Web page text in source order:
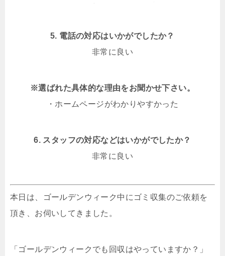
5. 電話の対応はいかがでしたか？
非常に良い
※選ばれた具体的な理由をお聞かせ下さい。
・ホームページがわかりやすかった
6. スタッフの対応などはいかがでしたか？
非常に良い
本日は、ゴールデンウィーク中にゴミ収集のご依頼を
頂き、お伺いしてきました。
「ゴールデンウィークでも回収はやっていますか？」